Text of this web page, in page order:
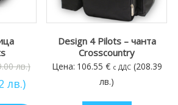
лв.)Original
лв.)Текущата
Design 4 Pilots – чанта
Crosscountry
Цена: 106.55 € с ДДС (208.39
лв.)